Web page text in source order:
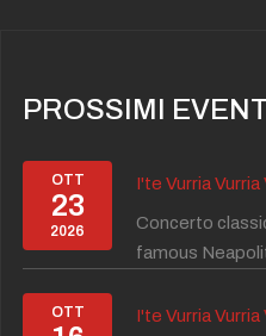
PROSSIMI
OTT
23
2026
I'te Vurria Vurria
Concerto
famous
OTT I'te Vurria Vurria